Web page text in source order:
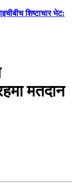
शिष्टाचार भेट:
मतदान